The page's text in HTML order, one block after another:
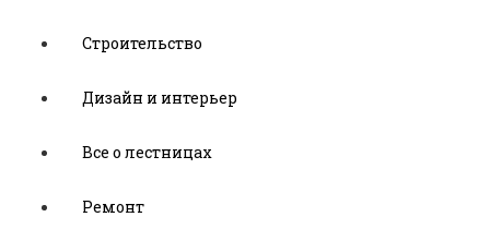
Строительство
Дизайн и интерьер
Все о лестницах
Ремонт